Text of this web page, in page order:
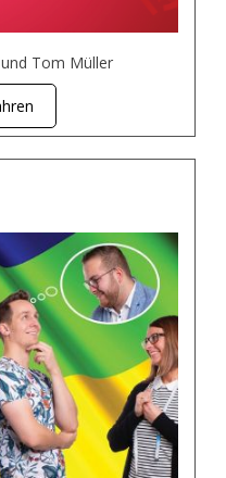
Tom Müller